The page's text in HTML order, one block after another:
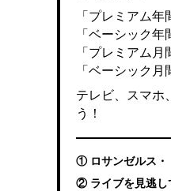
「プレミアム年
「ベーシック年
「プレミアム月
「ベーシック月
テレビ、スマホ
う！
① ロサンゼルス・
② ライブを見逃し